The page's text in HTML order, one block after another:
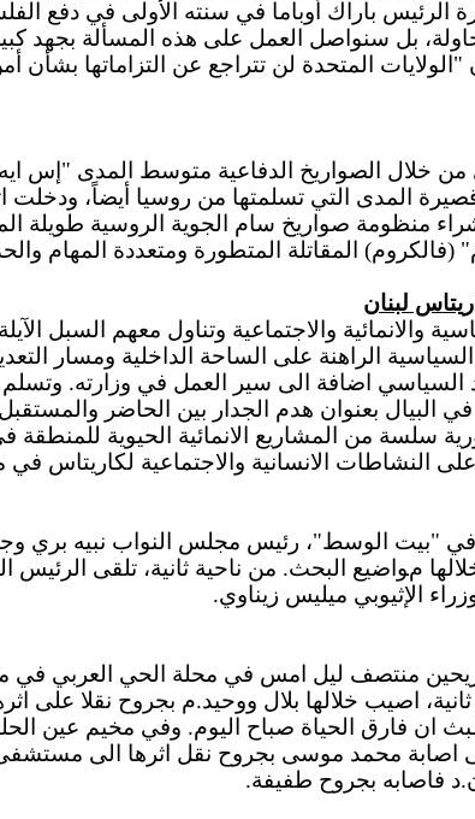
باراك أوباما في سنته الأولى في دفع
بل سنواصل العمل على هذه المسألة بجهد
المتحدة لن تتراجع عن التزاماتها بشأن
الدفاع الجوي من صواريخ "بانتسير - إس 1" ذاتية الدفع وقصيرة المدى التي
سوريا شراء منظومة صواريخ سام الجوية الروسية
لبنان
والاجتماعية وتناول معهم السبل
الراهنة على الساحة الداخلية ومسار
اضافة الى سير العمل في وزارته. وتسلم
بعنوان هدم الجدار بين الحاضر
سلسة من المشاريع الانمائية الحيوية
الانسانية والاجتماعية لكاريتاس في
في "بيت الوسط"، رئيس مجلس النواب نبيه
مواضيع البحث. من ناحية ثانية، تلقى الرئيس
الإثيوبي ميليس زيناوي.
منتصف ليل امس في محلة الحي العربي في
اصيب خلالها بلال ووحيد.م بجروح نقلا على
فارق الحياة صباح اليوم. وفي مخيم عين
محمد موسى بجروح نقل اثرها الى مستشفى
فاصابه بجروح طفيفة.